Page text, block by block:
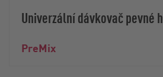
Univerzální dávkovač pevné
PreMix